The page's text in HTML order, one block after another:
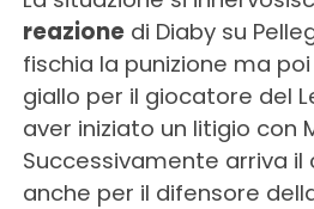
reazionedi Diaby su
fischia la punizione ma
giallo per il giocatore del
aver iniziato un litigio con
Successivamente arriva il
anche per il difensore